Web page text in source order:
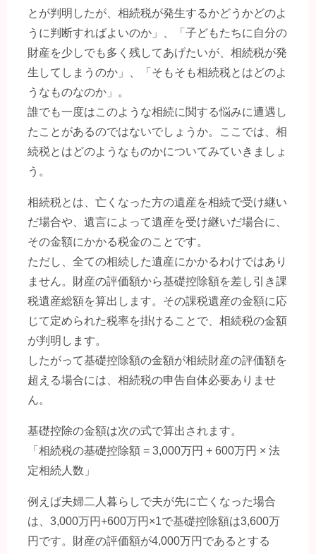
とが判明したが、相続税が発生するかどうかどのよ
うに判断すればよいのか」、「子どもたちに自分の
財産を少しでも多く残してあげたいが、相続税が発
生してしまうのか」、「そもそも相続税とはどのよ
うなものなのか」。
誰でも一度はこのような相続に関する悩みに遭遇し
たことがあるのではないでしょうか。ここでは、相
続税とはどのようなものかについてみていきましょ
う。
相続税とは、亡くなった方の遺産を相続で受け継い
だ場合や、遺言によって遺産を受け継いだ場合に、
その金額にかかる税金のことです。
ただし、全ての相続した遺産にかかるわけではあり
ません。財産の評価額から基礎控除額を差し引き課
税遺産総額を算出します。その課税遺産の金額に応
じて定められた税率を掛けることで、相続税の金額
が判明します。
したがって基礎控除額の金額が相続財産の評価額を
超える場合には、相続税の申告自体必要ありませ
ん。
基礎控除の金額は次の式で算出されます。
「相続税の基礎控除額 = 3,000万円 + 600万円 × 法
定相続人数」
例えば夫婦二人暮らしで夫が先に亡くなった場合
は、3,000万円+600万円×1で基礎控除額は3,600万
円です。財産の評価額が4,000万円であるとする